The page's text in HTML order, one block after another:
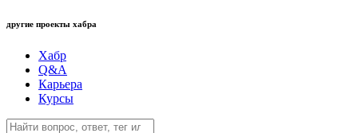
другие проекты хабра
Хабр
Q&A
Карьера
Курсы